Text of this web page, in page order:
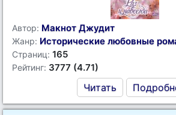
Автор: Макнот Джудит
Жанр: Исторические любовные
Страниц: 165
Рейтинг: 3777 (4.71)
Читать